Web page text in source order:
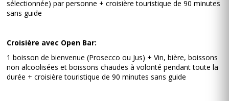
sélectionnée) par personne + croisière touristique de 90 minutes
sans guide
Croisière avec Open Bar:
1 boisson de bienvenue (Prosecco ou Jus) + Vin, bière, boissons
non alcoolisées et boissons chaudes à volonté pendant toute la
durée + croisière touristique de 90 minutes sans guide